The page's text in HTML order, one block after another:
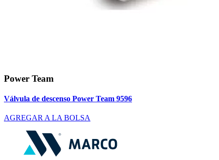
Power Team
Válvula de descenso Power Team 9596
AGREGAR A LA BOLSA